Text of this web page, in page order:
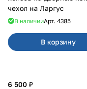
чехол на Ларгус
В наличииАрт. 4385
В корзину
6 500 ₽